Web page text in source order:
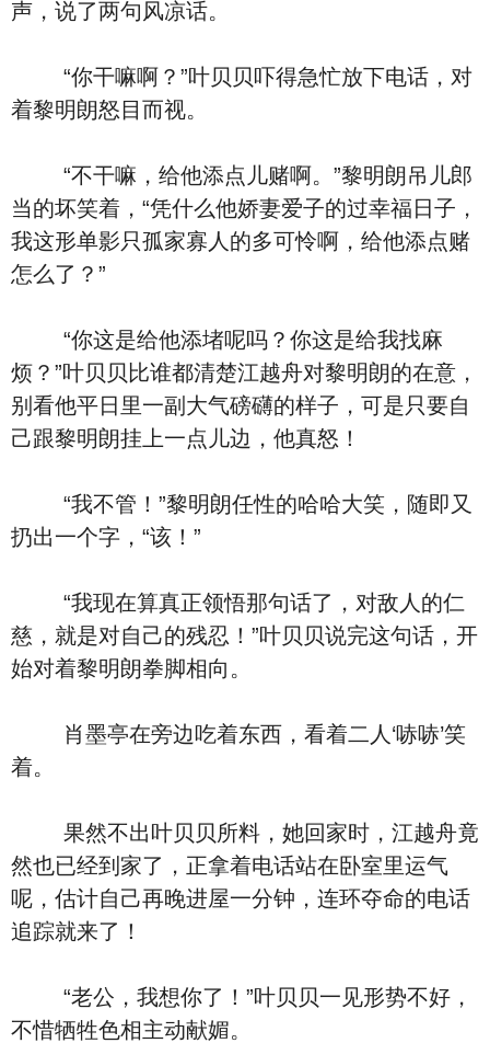
声，说了两句风凉话。
“你干嘛啊？”叶贝贝吓得急忙放下电话，对
着黎明朗怒目而视。
“不干嘛，给他添点儿赌啊。”黎明朗吊儿郎
当的坏笑着，“凭什么他娇妻爱子的过幸福日子，
我这形单影只孤家寡人的多可怜啊，给他添点赌
怎么了？”
“你这是给他添堵呢吗？你这是给我找麻
烦？”叶贝贝比谁都清楚江越舟对黎明朗的在意，
别看他平日里一副大气磅礴的样子，可是只要自
己跟黎明朗挂上一点儿边，他真怒！
“我不管！”黎明朗任性的哈哈大笑，随即又
扔出一个字，“该！”
“我现在算真正领悟那句话了，对敌人的仁
慈，就是对自己的残忍！”叶贝贝说完这句话，开
始对着黎明朗拳脚相向。
肖墨亭在旁边吃着东西，看着二人‘哧哧’笑
着。
果然不出叶贝贝所料，她回家时，江越舟竟
然也已经到家了，正拿着电话站在卧室里运气
呢，估计自己再晚进屋一分钟，连环夺命的电话
追踪就来了！
“老公，我想你了！”叶贝贝一见形势不好，
不惜牺牲色相主动献媚。